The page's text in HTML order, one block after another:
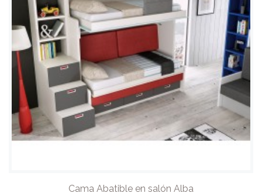
Cama Abatible en salón Alba